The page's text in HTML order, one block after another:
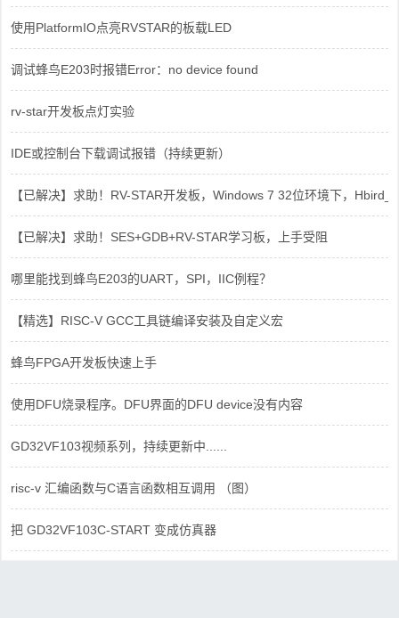
使用PlatformIO点亮RVSTAR的板载LED
调试蜂鸟E203时报错Error：no device found
rv-star开发板点灯实验
IDE或控制台下载调试报错（持续更新）
【已解决】求助！RV-STAR开发板，Windows 7 32位环境下，
【已解决】求助！SES+GDB+RV-STAR学习板，上手受阻
哪里能找到蜂鸟E203的UART，SPI，IIC例程？
【精选】RISC-V GCC工具链编译安装及自定义宏
蜂鸟FPGA开发板快速上手
使用DFU烧录程序。DFU界面的DFU device没有内容
GD32VF103视频系列，持续更新中......
risc-v 汇编函数与C语言函数相互调用 （图）
把 GD32VF103C-START 变成仿真器